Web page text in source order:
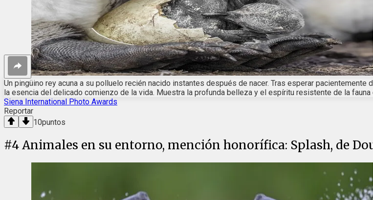
Un pingüino rey acuna a su polluelo recién nacido instantes después de nacer. Tras esperar
la esencia del delicado comienzo de la vida. Muestra la profunda belleza y el espíritu resistente de la
Siena International Photo Awards
Reportar
10puntos
#4Animales en su entorno, mención honorífica: Splash, de